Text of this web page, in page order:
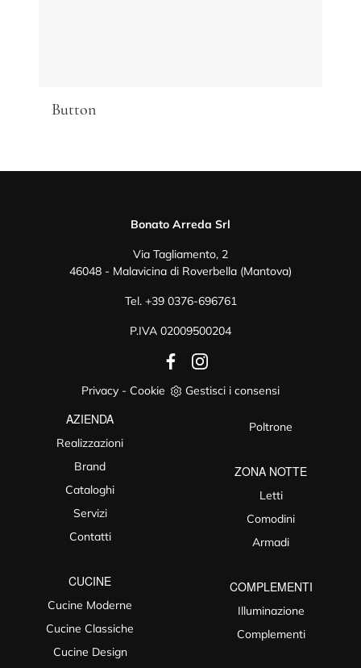
Button
Bonato Arreda Srl
Via Tagliamento, 2
46048 - Malavicina di Roverbella (Mantova)
Tel. +39 0376-696761
P.IVA 02009500204
Privacy - Cookie Gestisci i consensi
AZIENDA
Realizzazioni
Brand
Cataloghi
Servizi
Contatti
CUCINE
Cucine Moderne
Cucine Classiche
Cucine Design
Poltrone
ZONA NOTTE
Letti
Comodini
Armadi
COMPLEMENTI
Illuminazione
Complementi